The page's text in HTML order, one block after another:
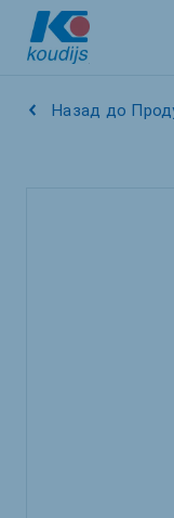
Назад до